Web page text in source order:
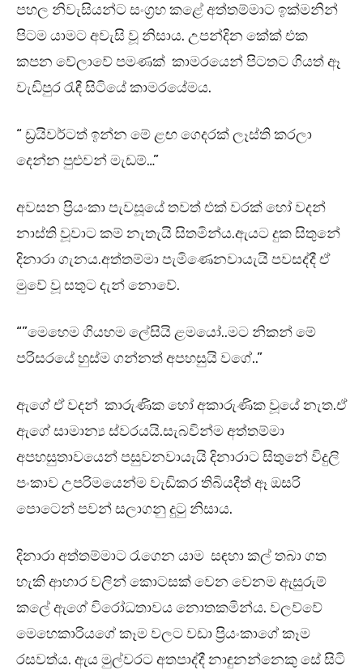
පහල නිවැසියන්ට සංග්‍රහ කළේ අත්තම්මාට ඉක්මනින්
පිටම යාමට අවැසි වූ නිසාය. උපන්දින කේක් එක
කපන වේලාවේ පමණක් කාමරයෙන් පිටතට ගියත් ඈ
වැඩිපුර රැඳී සිටියේ කාමරයේමය.
“ ඩ්‍රයිවර්ටත් ඉන්න මේ ළඟ ගෙදරක් ලෑස්ති කරලා
දෙන්න පුළුවන් මැඩම්…”
අවසන ප්‍රියංකා පැවසූයේ තවත් එක් වරක් හෝ වදන්
නාස්ති වූවාට කම් නැතැයි සිතමින්ය.ඇයට දුක සිතුනේ
දිනාරා ගැනය.අත්තම්මා පැමිණෙනවායැයි පවසද්දී ඒ
මුවේ වූ සතුට දැන් නොවේ.
“”මෙහෙම ගියහම ලේසියි ළමයෝ..මට නිකන් මේ
පරිසරයේ හුස්ම ගන්නත් අපහසුයි වගේ..”
ඇගේ ඒ වදන් කාරුණික හෝ අකාරුණික වූයේ නැත.ඒ
ඇගේ සාමාන්‍ය ස්වරයයි.සැබවින්ම අත්තම්මා
අපහසුතාවයෙන් පසුවනවායැයි දිනාරාට සිතුනේ විදුලි
පංකාව උපරිමයෙන්ම වැඩිකර තිබියදීත් ඈ ඔසරි
පොටෙන් පවන් සලාගනු දුටු නිසාය.
දිනාරා අත්තම්මාට රැගෙන යාම සඳහා කල් තබා ගත
හැකි ආහාර වලින් කොටසක් වෙන වෙනම ඇසුරුම්
කලේ ඇගේ විරෝධතාවය නොතකමින්ය. වලව්වේ
මෙහෙකාරියගේ කෑම වලට වඩා ප්‍රියංකාගේ කෑම
රසවත්ය. ඇය මුල්වරට අතපාද්දී නාඳුනන්නෙකු සේ සිටි